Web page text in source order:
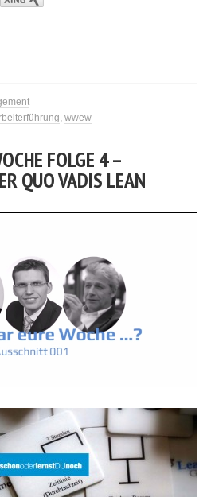
,wwew
FOLGE 4 –
QUO VADIS LEAN